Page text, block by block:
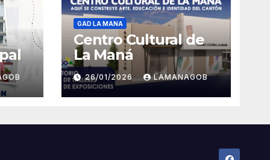
GAD LA MANA
Centro Cultural de
La Maná
26/01/2026 LAMANAGOB